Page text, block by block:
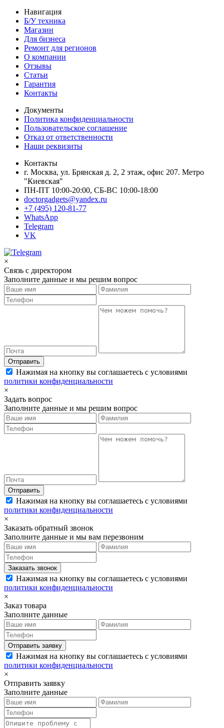
Навигация
Б/У техникa
Магазин
Для бизнеса
Ремонт для регионов
О компании
Отзывы
Статьи
Гарантия
Контакты
Документы
Политика конфиденциальности
Пользовательское соглашение
Отказ от ответственности
Наши реквизиты
Контакты
г. Москва, ул. Брянская д. 2, 2 этаж, офис 207. Метро
"Киевская"
ПН-ПТ 10:00-20:00, СБ-ВС 10:00-18:00
doctorgadgets@yandex.ru
+7 (495) 120-81-77
WhatsApp
Telegram
VK
×
Связь с директором
Заполните данные и мы решим вопрос
Отправить
Нажимая на кнопку вы соглашаетесь с условиями
политики конфиденциальности
×
Задать вопрос
Заполните данные и мы решим вопрос
Отправить
Нажимая на кнопку вы соглашаетесь с условиями
политики конфиденциальности
×
Заказать обратный звонок
Заполните данные и мы вам перезвоним
Заказать звонок
Нажимая на кнопку вы соглашаетесь с условиями
политики конфиденциальности
×
Заказ товара
Заполните данные
Отправить заявку
Нажимая на кнопку вы соглашаетесь с условиями
политики конфиденциальности
×
Отправить заявку
Заполните данные